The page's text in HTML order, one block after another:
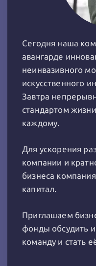
Сегодня наша
авангарде
неинвазивного
искусственного
Завтра
стандартом
каждому.
Для ускорения
компании и
бизнеса
капитал.
Приглашаем
фонды обсудить
команду и стать